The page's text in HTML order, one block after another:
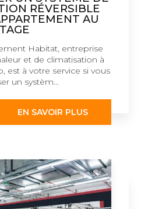
RÉVERSIBLE
AU
Habitat, entreprise
et de climatisation à
est à votre service si vous
un systèm...
EN SAVOIR PLUS